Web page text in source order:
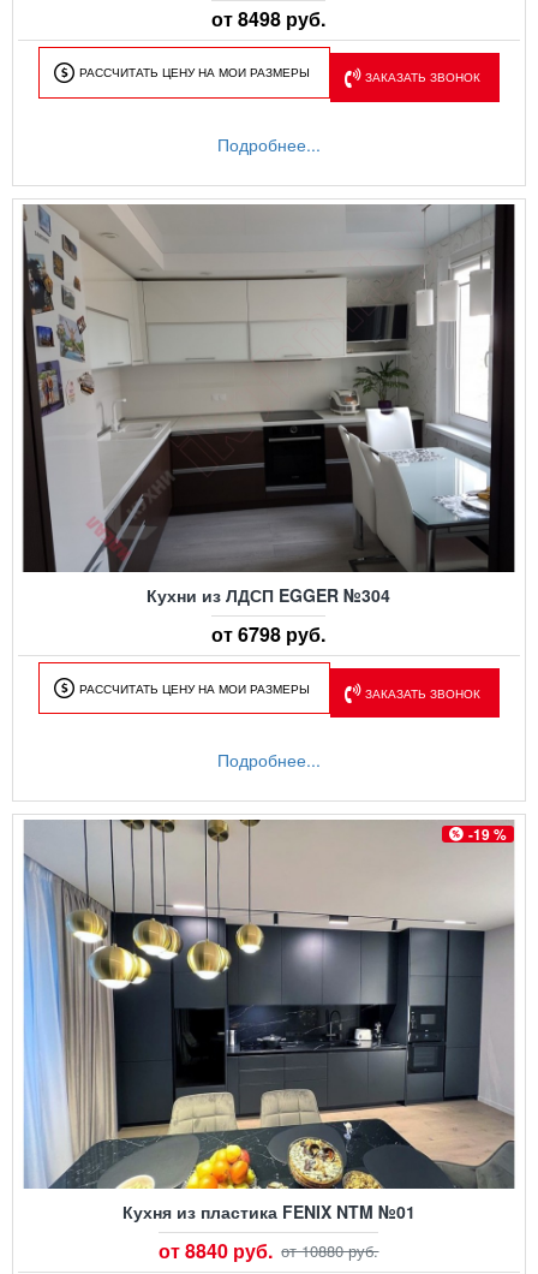
от 8498 руб.
РАССЧИТАТЬ ЦЕНУ НА МОИ РАЗМЕРЫ ЗАКАЗАТЬ ЗВОНОК
Подробнее...
Кухни из ЛДСП EGGER №304
от 6798 руб.
РАССЧИТАТЬ ЦЕНУ НА МОИ РАЗМЕРЫ ЗАКАЗАТЬ ЗВОНОК
Подробнее...
-19 %
Кухня из пластика FENIX NTM №01
от 8840 руб. от 10880 руб.